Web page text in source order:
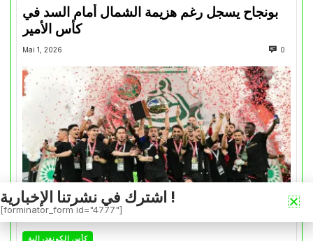
بونجاح يسجل رغم هزيمة الشمال أمام السد في
كأس الأمير
Mai 1, 2026 0
كأس الكونفدرالية
اشترك في نشرتنا الإخبارية !
[forminator_form id="4777"]